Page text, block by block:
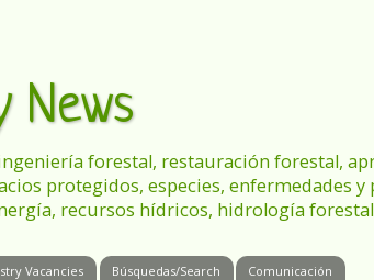
News
forestal, restauración forestal,
protegidos, especies, enfermedades y
recursos hídricos, hidrología forestal
Vacancies Búsquedas/Search Comunicación